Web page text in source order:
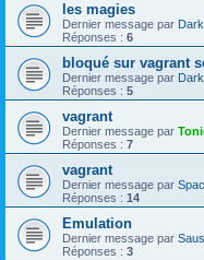
les magies
Dernier message par
Réponses : 6
bloqué sur vagrant
Dernier message par
Réponses : 5
vagrant
Dernier message par
Réponses : 7
vagrant
Dernier message par
Réponses : 14
Emulation
Dernier message par
Réponses : 3